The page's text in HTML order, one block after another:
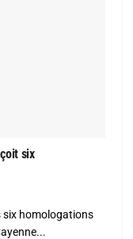
six
six homologations